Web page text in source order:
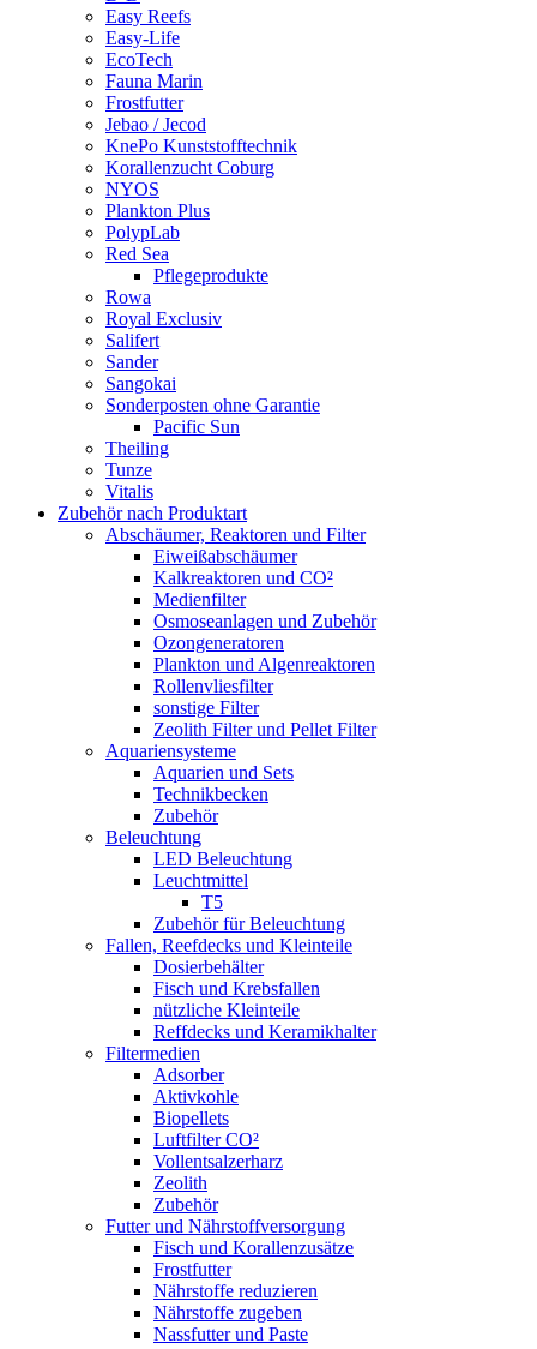
Easy Reefs
Easy-Life
EcoTech
Fauna Marin
Frostfutter
Jebao / Jecod
KnePo Kunststofftechnik
Korallenzucht Coburg
NYOS
Plankton Plus
PolypLab
Red Sea
Pflegeprodukte
Rowa
Royal Exclusiv
Salifert
Sander
Sangokai
Sonderposten ohne Garantie
Pacific Sun
Theiling
Tunze
Vitalis
Zubehör nach Produktart
Abschäumer, Reaktoren und Filter
Eiweißabschäumer
Kalkreaktoren und CO²
Medienfilter
Osmoseanlagen und Zubehör
Ozongeneratoren
Plankton und Algenreaktoren
Rollenvliesfilter
sonstige Filter
Zeolith Filter und Pellet Filter
Aquariensysteme
Aquarien und Sets
Technikbecken
Zubehör
Beleuchtung
LED Beleuchtung
Leuchtmittel
T5
Zubehör für Beleuchtung
Fallen, Reefdecks und Kleinteile
Dosierbehälter
Fisch und Krebsfallen
nützliche Kleinteile
Reffdecks und Keramikhalter
Filtermedien
Adsorber
Aktivkohle
Biopellets
Luftfilter CO²
Vollentsalzerharz
Zeolith
Zubehör
Futter und Nährstoffversorgung
Fisch und Korallenzusätze
Frostfutter
Nährstoffe reduzieren
Nährstoffe zugeben
Nassfutter und Paste